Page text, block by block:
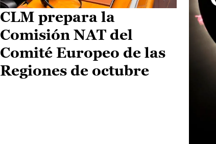
CLM prepara la
Comisión NAT del
Comité Europeo de las
Regiones de octubre